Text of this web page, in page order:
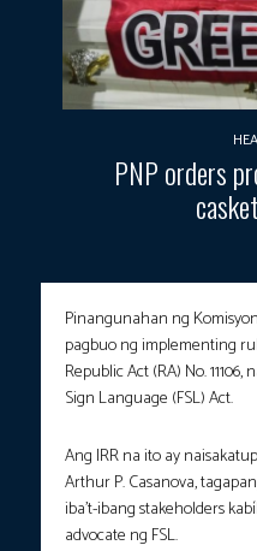
PNP orders
Pinangunahan ng
pagbuo ng implementing
Republic Act (RA) No.
Sign Language (FSL) Act.
Ang IRR na ito ay
Arthur P. Casanova,
iba’t-ibang stakeholders
advocate ng FSL.